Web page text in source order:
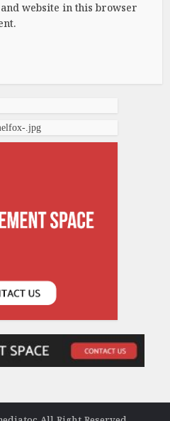
website in this browser